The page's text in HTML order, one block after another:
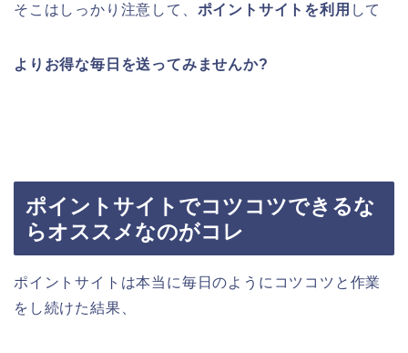
そこはしっかり注意して、 ポイントサイトを利用 して
よりお得な毎日を送ってみませんか?
ポイントサイトでコツコツできるな
らオススメなのがコレ
ポイントサイトは本当に毎日のようにコツコツと作業
をし続けた結果、